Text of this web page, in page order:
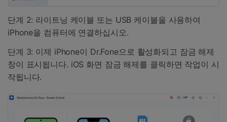
단계 2: 라이트닝 케이블 또는 USB 케이블을 사용하여
iPhone을 컴퓨터에 연결하십시오.
단계 3: 이제 iPhone이 Dr.Fone으로 활성화되고 잠금 해제
창이 표시됩니다. iOS 화면 잠금 해제를 클릭하면 작업이 시
작됩니다.